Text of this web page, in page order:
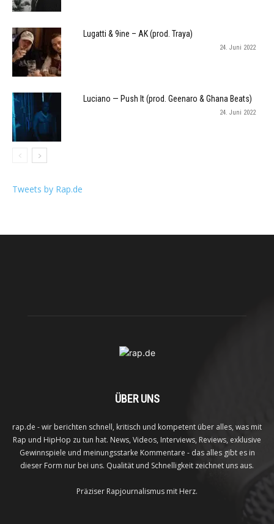
Lugatti & 9ine – AK (prod. Traya)
24. Juni 2022
Luciano — Push It (prod. Geenaro & Ghana Beats)
24. Juni 2022
Tweets by Rap.de
ÜBER UNS
rap.de - wir berichten schnell, kritisch und kompetent über alles, was mit
Rap und HipHop zu tun hat. News, Videos, Interviews, Reviews, exklusive
Gewinnspiele und meinungsstarke Kommentare - das alles gibt es in
dieser Form nur bei uns. Qualität und Schnelligkeit zeichnet uns aus.
Präziser Rapjournalismus mit Herz.